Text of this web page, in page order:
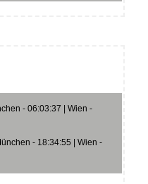
- 06:03:37 | Wien -
- 18:34:55 | Wien -